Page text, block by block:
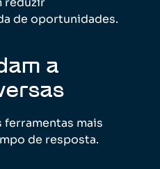
de oportunidades.
a
ferramentas mais
de resposta.